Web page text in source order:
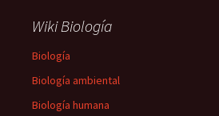
Wiki Biología
Biología
Biología ambiental
Biología humana